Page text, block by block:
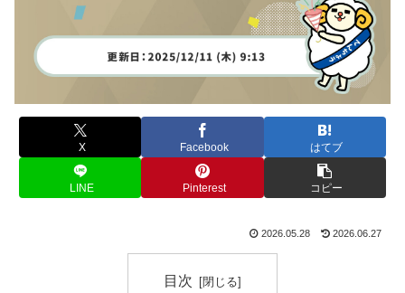
X Facebook はてブ
LINE Pinterest コピー
2026.05.28 2026.06.27
目次